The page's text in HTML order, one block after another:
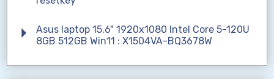
Asus laptop 15.6" 1920x1080 Intel Core 5-120U
8GB 512GB Win11 : X1504VA-BQ3678W